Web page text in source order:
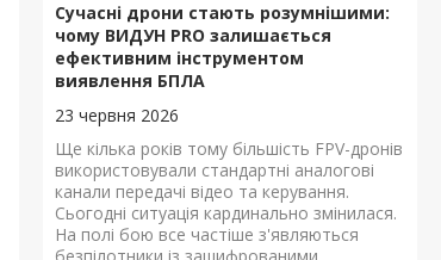
Сучасні дрони стають розумнішими:
чому ВИДУН PRO залишається
ефективним інструментом
виявлення БПЛА
23 червня 2026
Ще кілька років тому більшість FPV-дронів
використовували стандартні аналогові
канали передачі відео та керування.
Сьогодні ситуація кардинально змінилася.
На полі бою все частіше з'являються